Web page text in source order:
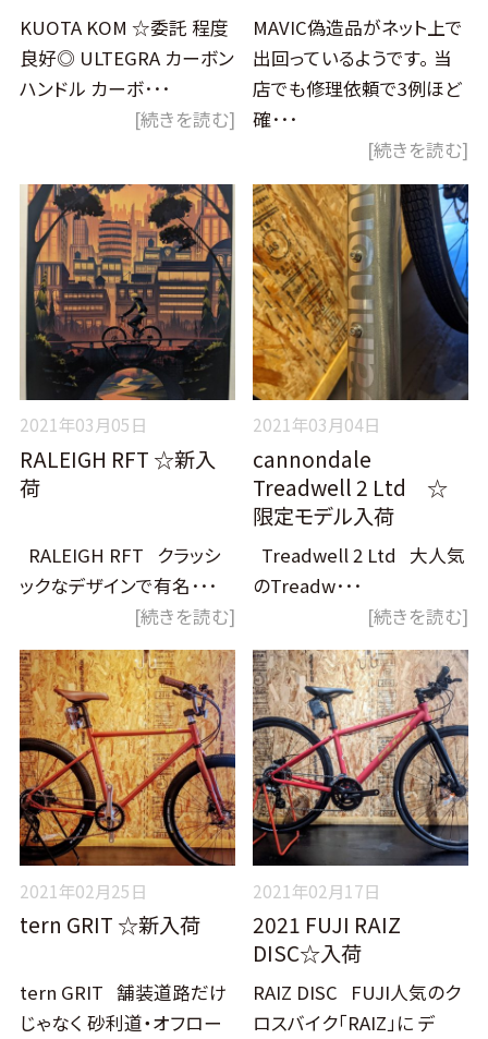
KUOTA KOM ☆委託 程度
良好◎ ULTEGRA カーボン
ハンドル カーボ･･･
[続きを読む]
MAVIC偽造品がネット上で
出回っているようです。 当
店でも修理依頼で3例ほど
確･･･
[続きを読む]
2021年03月05日
RALEIGH RFT ☆新入
荷
RALEIGH RFT クラッシ
ックなデザインで有名･･･
[続きを読む]
2021年03月04日
cannondale
Treadwell 2 Ltd ☆
限定モデル入荷
Treadwell 2 Ltd 大人気
のTreadw･･･
[続きを読む]
2021年02月25日
tern GRIT ☆新入荷
tern GRIT 舗装道路だけ
じゃなく 砂利道・オフロー
2021年02月17日
2021 FUJI RAIZ
DISC☆入荷
RAIZ DISC FUJI人気のク
ロスバイク「RAIZ」に デ